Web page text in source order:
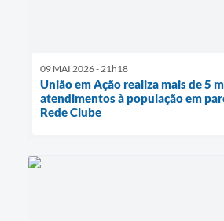
09 MAI 2026 - 21h18
União em Ação realiza mais de 5
atendimentos à população em
Rede Clube